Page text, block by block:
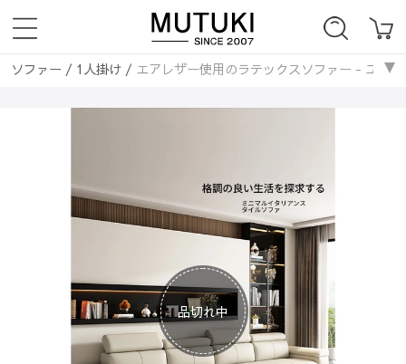
ソファー / 1人掛け/ エアレザー使用のラテックスソファー - ユー
ソファベッド/
エアレザー使用のラテックスソファー -
3人掛け/エアレザー使用のラテックスソファー - ユー
エアレザー使用のラテックスソファー - ユ
エアレザー使用のラテックスソファー -
/エアレザー
エアレザー使用のラテックスソファー -
/エアレザー / エアレザー使用のラテックスソファー -
ソファベッド/エアレザー/エアレザー使用のラテックスソファ
/無垢材フレーム/エアレザー使用のラテックスソファ
品切れ中